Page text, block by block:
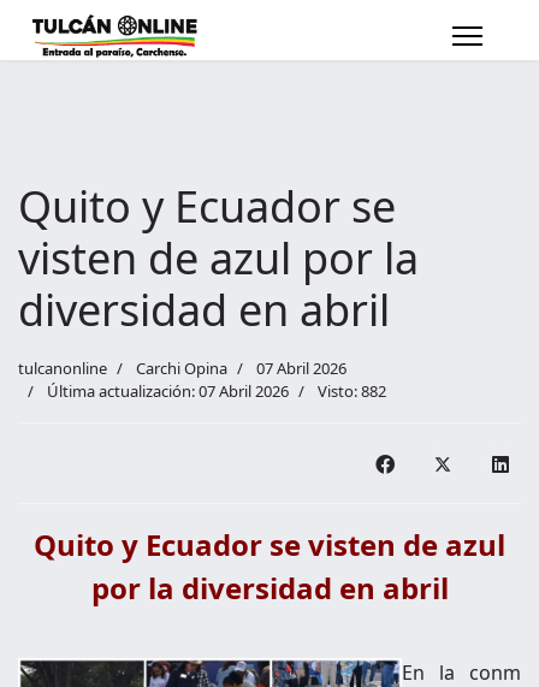
Quito y Ecuador se
visten de azul por la
diversidad en abril
tulcanonline Carchi Opina
07 Abril 2026
Última actualización: 07 Abril 2026
Visto: 882
Quito y Ecuador se visten de azul
por la diversidad en abril
En la conm